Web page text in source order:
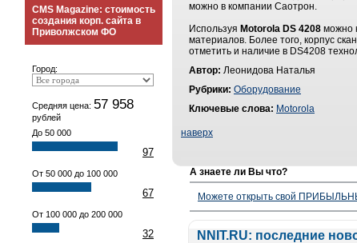
CMS Magazine: стоимость
создания корп. сайта в
Приволжском ФО
Город:
Средняя цена: 57 958
рублей
До 50 000
97
От 50 000 до 100 000
67
От 100 000 до 200 000
32
можно в компании Саотрон.
Используя Motorola DS 4208 можно
материалов. Более того, корпус
отметить и наличие в DS4208
Автор: Леонидова Наталья
Рубрики: Оборудование
Ключевые слова: Motorola
наверх
А знаете ли Вы что?
Можете открыть свой
NNIT.RU: последние